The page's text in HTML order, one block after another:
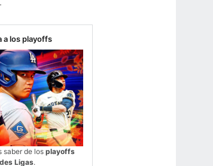
a los playoffs
saber de los playoffs
Ligas.